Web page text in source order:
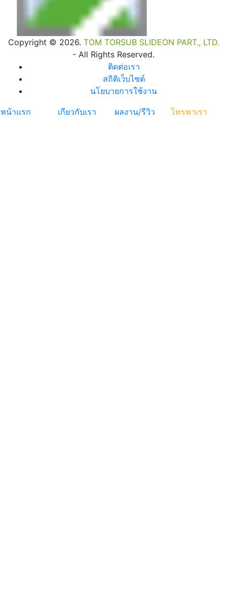
Copyright © 2026. TOM TORSUB SLIDEON PART., LTD.
- All Rights Reserved.
ติดต่อเรา
สถิติเว็บไซต์
นโยบายการใช้งาน
หน้าแรก เกียวกับเรา ผลงาน/รีวิว โทรหาเรา